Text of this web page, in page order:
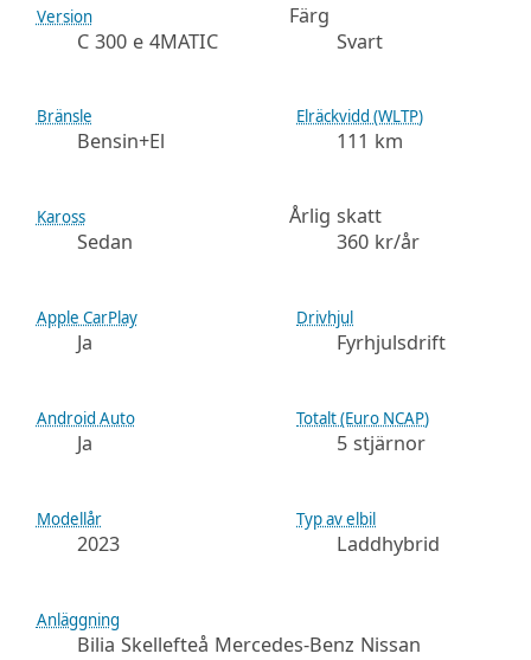
Version
C 300 e 4MATIC
Färg
Svart
Bränsle
Bensin+El
Elräckvidd (WLTP)
111 km
Kaross
Sedan
Årlig skatt
360 kr/år
Apple CarPlay
Ja
Drivhjul
Fyrhjulsdrift
Android Auto
Ja
Totalt (Euro NCAP)
5 stjärnor
Modellår
2023
Typ av elbil
Laddhybrid
Anläggning
Bilia Skellefteå Mercedes-Benz Nissan